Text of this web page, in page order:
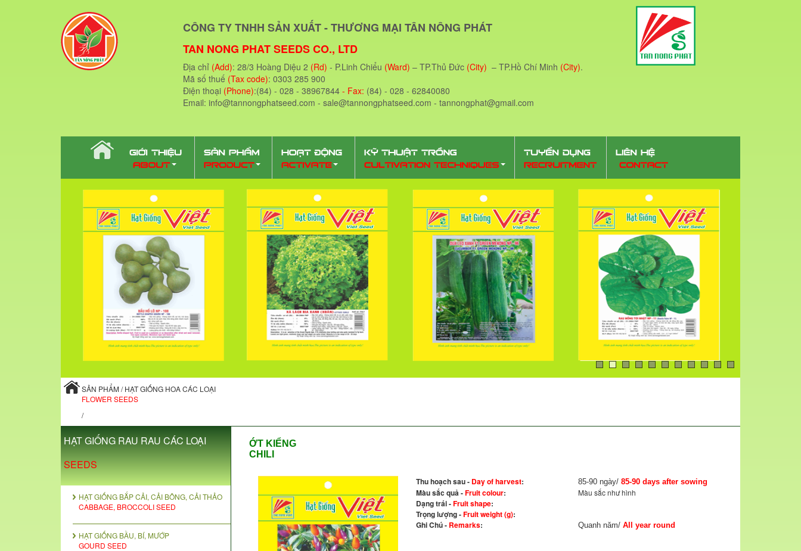
CÔNG TY TNHH SẢN XUẤT - THƯƠNG MẠI TÂN NÔNG PHÁT
TAN NONG PHAT SEEDS CO., LTD
Địa chỉ (Add): 28/3 Hoàng Diệu 2 (Rd) - P.Linh Chiểu (Ward) – TP.Thủ Đức (City) – TP.Hồ Chí Minh (City).
Mã số thuế (Tax code): 0303 285 900
Điện thoại (Phone):(84) - 028 - 38967844 - Fax: (84) - 028 - 62840080
Email: info@tannongphatseed.com - sale@tannongphatseed.com - tannongphat@gmail.com
SẢN PHẨM / HẠT GIỐNG HOA CÁC LOẠI
FLOWER SEEDS
/
HẠT GIỐNG RAU RAU CÁC LOẠI
SEEDS
HẠT GIỐNG BẮP CẢI, CẢI BÔNG, CẢI THẢO
CABBAGE, BROCCOLI SEED
HẠT GIỐNG BẦU, BÍ, MƯỚP
GOURD SEED
ỚT KIỂNG
CHILI
Thu hoạch sau - Day of harvest: 85-90 ngày/ 85-90 days after sowing
Màu sắc quả -Fruit colour: Màu sắc như hình
Dạng trái -Fruit shape:
Trọng lượng -Fruit weight (g):
Ghi Chú - Remarks: Quanh năm/ All year round